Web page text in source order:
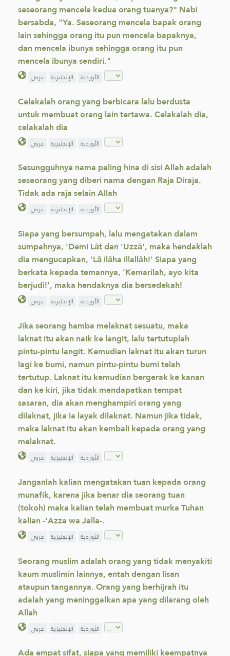
seseorang mencela kedua orang tuanya?" Nabi
bersabda, "Ya. Seseorang mencela bapak orang
lain sehingga orang itu pun mencela bapaknya,
dan mencela ibunya sehingga orang itu pun
mencela ibunya sendiri."
عربي الإنجليزية الأوردية
Celakalah orang yang berbicara lalu berdusta
untuk membuat orang lain tertawa. Celakalah dia,
celakalah dia
عربي الإنجليزية الأوردية
Sesungguhnya nama paling hina di sisi Allah adalah
seseorang yang diberi nama dengan Raja Diraja.
Tidak ada raja selain Allah
عربي الإنجليزية الأوردية
Siapa yang bersumpah, lalu mengatakan dalam
sumpahnya, 'Demi Lāt dan 'Uzzā', maka hendaklah
dia mengucapkan, 'Lā ilāha illallāh!' Siapa yang
berkata kepada temannya, 'Kemarilah, ayo kita
berjudi!', maka hendaknya dia bersedekah!
عربي الإنجليزية الأوردية
Jika seorang hamba melaknat sesuatu, maka
laknat itu akan naik ke langit, lalu ‎tertutuplah
pintu-pintu langit. Kemudian laknat itu akan turun
lagi ke bumi, namun pintu-‎pintu bumi telah
tertutup. Laknat itu kemudian bergerak ke kanan
dan ke kiri, jika tidak ‎mendapatkan tempat
sasaran, dia akan menghampiri orang yang
dilaknat, jika ia layak ‎dilaknat. Namun jika tidak,
maka laknat itu akan kembali kepada orang yang
melaknat.‎
عربي الإنجليزية الأوردية
Janganlah kalian mengatakan tuan kepada orang
munafik, karena jika benar dia seorang tuan
(tokoh) maka kalian telah membuat murka Tuhan
kalian -'Azza wa Jalla-.
عربي الإنجليزية الأوردية
Seorang muslim adalah orang yang tidak menyakiti
kaum muslimin lainnya, entah dengan lisan
ataupun tangannya. Orang yang berhijrah itu
adalah yang meninggalkan apa yang dilarang oleh
Allah
عربي الإنجليزية الأوردية
Ada empat sifat, siapa yang memiliki keempatnya